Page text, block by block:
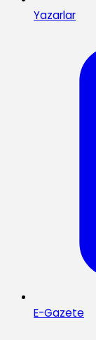
Yazarlar
E-Gazete